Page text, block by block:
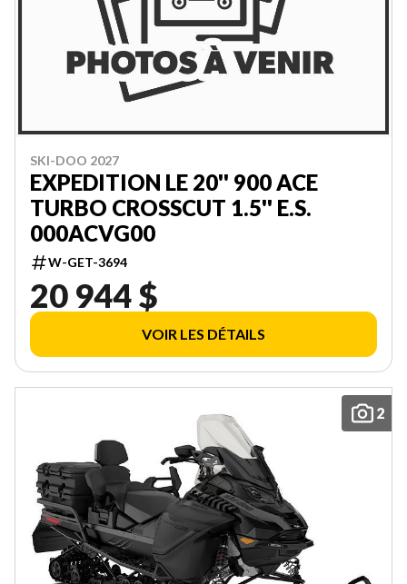
SKI-DOO 2027
EXPEDITION LE 20'' 900 ACE
TURBO CROSSCUT 1.5'' E.S.
000ACVG00
W-GET-3694
20 944 $
VOIR LES DÉTAILS
2